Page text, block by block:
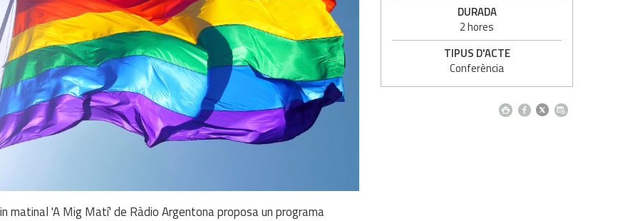
matinal 'A Mig Matí' de Ràdio Argentona proposa un programa
DURADA
2 hores
TIPUS D'ACTE
Conferència